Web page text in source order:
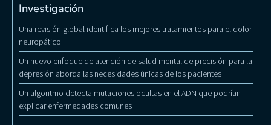
Investigación
Una revisión global identifica los mejores tratamientos para el dolor
neuropático
Un nuevo enfoque de atención de salud mental de precisión para la
depresión aborda las necesidades únicas de los pacientes
Un algoritmo detecta mutaciones ocultas en el ADN que podrían
explicar enfermedades comunes